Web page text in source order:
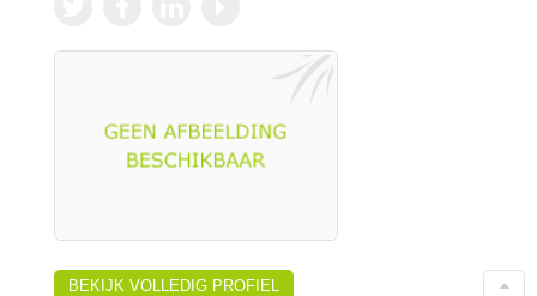
BEKIJK VOLLEDIG PROFIEL